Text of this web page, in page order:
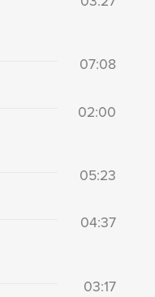
07:08
02:00
05:23
04:37
03:17